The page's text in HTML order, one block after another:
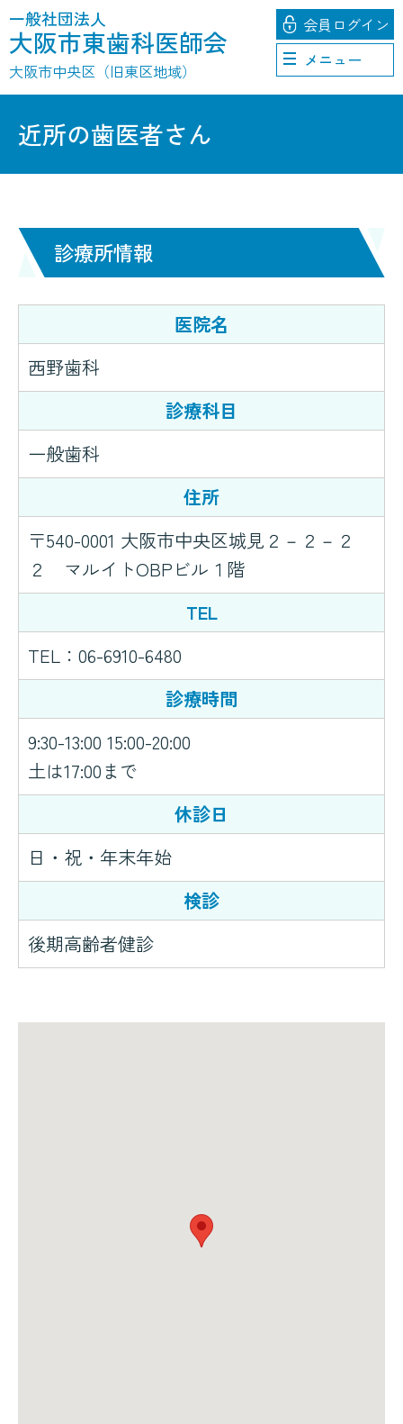
一般社団法人
大阪市東歯科医師会
大阪市中央区（旧東区地域）
会員 ログイン
メニュー
近所の歯医者さん
診療所情報
医院名
西野歯科
診療科目
一般歯科
住所
〒540-0001 大阪市中央区城見２－２－２
２ マルイトOBPビル１階
TEL
TEL： 06-6910-6480
診療時間
9:30-13:00 15:00-20:00
土は17:00まで
休診日
日・祝・年末年始
検診
後期高齢者健診